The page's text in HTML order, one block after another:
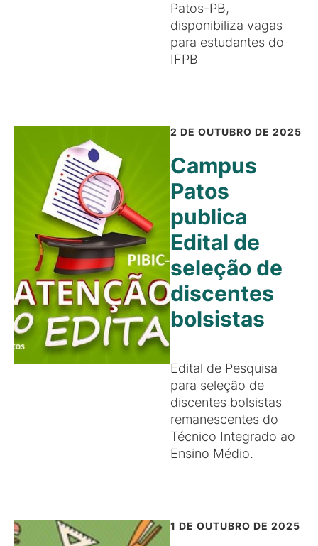
Patos-PB,
disponibiliza vagas
para estudantes do
IFPB
2 DE OUTUBRO DE 2025
Campus
Patos
publica
Edital de
seleção de
discentes
bolsistas
Edital de Pesquisa
para seleção de
discentes bolsistas
remanescentes do
Técnico Integrado ao
Ensino Médio.
1 DE OUTUBRO DE 2025